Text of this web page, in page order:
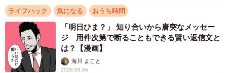
【動画】水菜、これで長持ち！
ライフハック 気になる おうち時間
「明日ひま？」 知り合いから唐突なメッセー
ジ 用件次第で断ることもできる賢い返信文と
は？【漫画】
海川 まこと
2026.08.06